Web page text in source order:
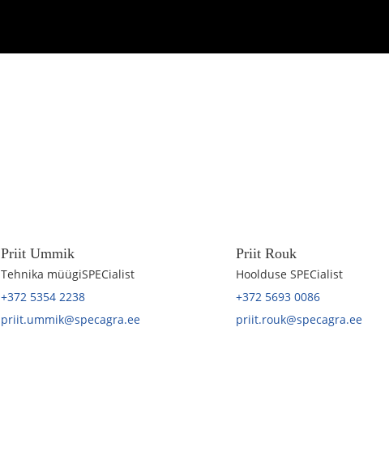
Priit Ummik
Tehnika müügiSPECialist
+372 5354 2238
priit.ummik@specagra.ee
Priit Rouk
Hoolduse SPECialist
+372 5693 0086
priit.rouk@specagra.ee